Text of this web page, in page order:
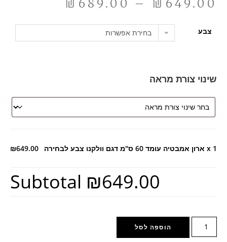
₪ 649.00
–
₪ 689.00
צבע בחירת אפשרות
שינוי צורת מראה
x 1 ארון אמבטיה עומד 60 ס"מ דגם וולקנו צבע לבחירה ₪649.00
Subtotal ₪649.00
הוספה לסל